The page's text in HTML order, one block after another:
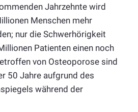
Jahrzehnte wird
Menschen mehr
nur die Schwerhörigkeit
Patienten einen noch
von Osteoporose sind
50 Jahre aufgrund des
während der